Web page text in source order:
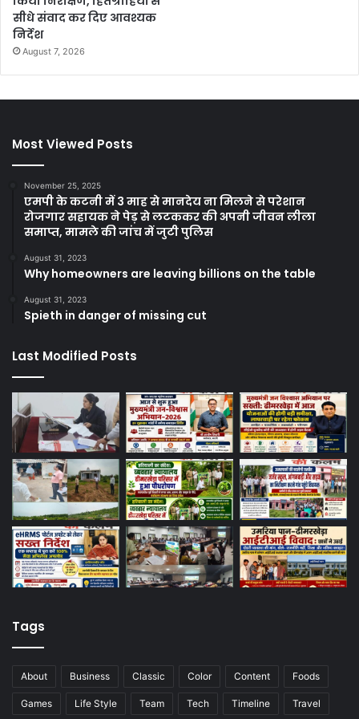
सीधे संवाद कर दिए आवश्यक
निर्देश
August 7, 2026
Most Viewed Posts
November 25, 2025
एमपी के कटनी में 3 माह से मानदेय ना मिलने से परेशान
रोजगार सहायक ने पेड़ से लटककर की अपनी जीवन लीला
समाप्त, मामले की जांच में जुटी पुलिस
August 31, 2023
Why homeowners are leaving billions on the table
August 31, 2023
Spieth in danger of missing cut
Last Modified Posts
Tags
About Business Classic Color Content Foods
Games Life Style Team Tech Timeline Travel